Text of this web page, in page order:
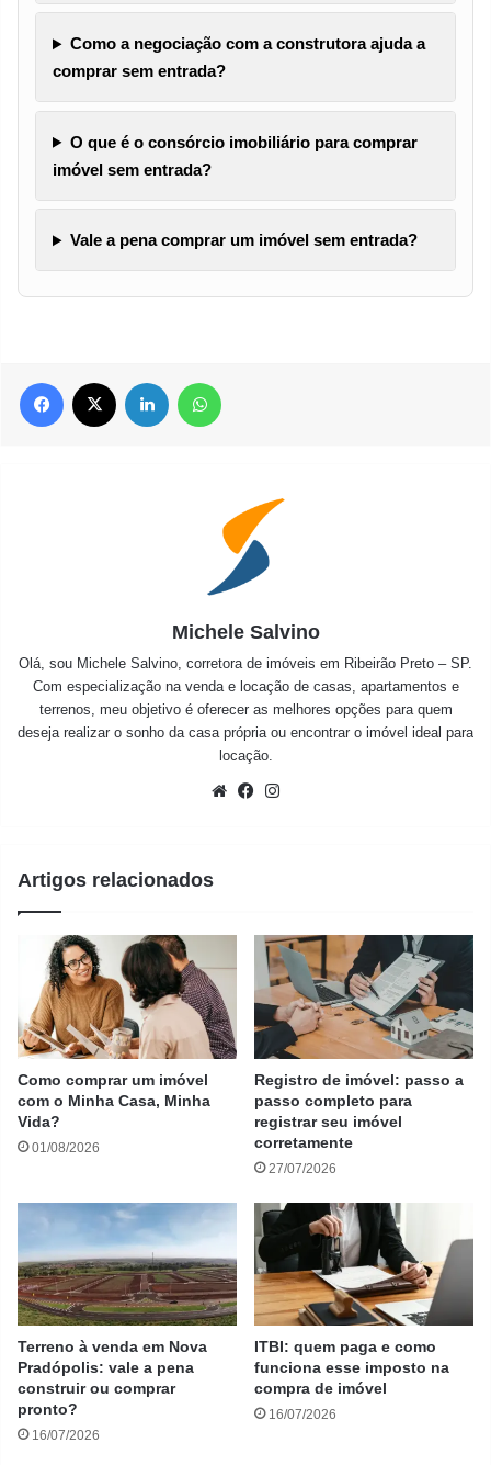
Como a negociação com a construtora ajuda a
comprar sem entrada?
O que é o consórcio imobiliário para comprar
imóvel sem entrada?
Vale a pena comprar um imóvel sem entrada?
Facebook Linkedin
Michele Salvino
Olá, sou Michele Salvino, corretora de imóveis em Ribeirão Preto – SP.
Com especialização na venda e locação de casas, apartamentos e
terrenos, meu objetivo é oferecer as melhores opções para quem
deseja realizar o sonho da casa própria ou encontrar o imóvel ideal para
locação.
WebsiteFacebook
Artigos relacionados
Como comprar um imóvel
com o Minha Casa, Minha
Vida?
01/08/2026
Registro de imóvel: passo a
passo completo para
registrar seu imóvel
corretamente
27/07/2026
Terreno à venda em Nova
Pradópolis: vale a pena
construir ou comprar
pronto?
16/07/2026
ITBI: quem paga e como
funciona esse imposto na
compra de imóvel
16/07/2026